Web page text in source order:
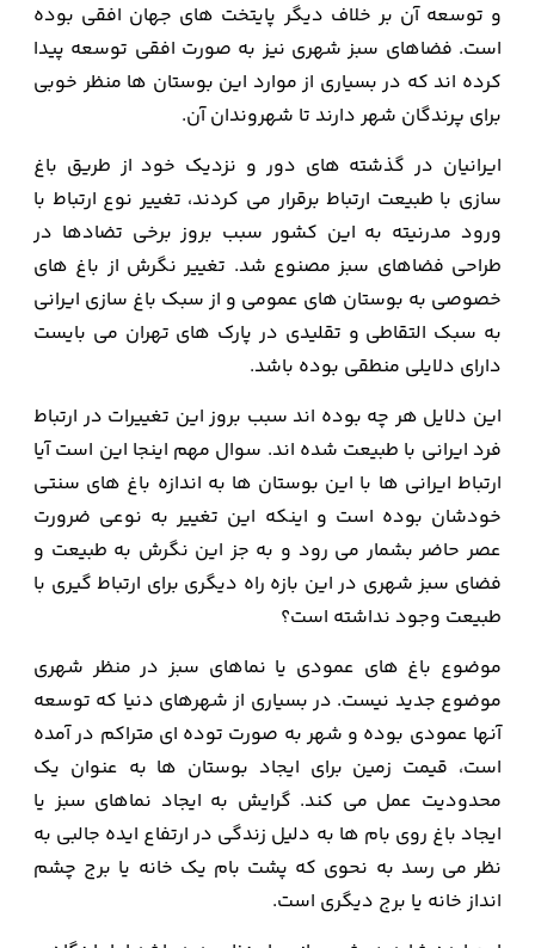
و توسعه آن بر خلاف دیگر پایتخت های جهان افقی بوده
است. فضاهای سبز شهری نیز به صورت افقی توسعه پیدا
کرده اند که در بسیاری از موارد این بوستان ها منظر خوبی
برای پرندگان شهر دارند تا شهروندان آن.
ایرانیان در گذشته های دور و نزدیک خود از طریق باغ
سازی با طبیعت ارتباط برقرار می کردند، تغییر نوع ارتباط با
ورود مدرنیته به این کشور سبب بروز برخی تضادها در
طراحی فضاهای سبز مصنوع شد. تغییر نگرش از باغ های
خصوصی به بوستان های عمومی و از سبک باغ سازی ایرانی
به سبک التقاطی و تقلیدی در پارک های تهران می بایست
دارای دلایلی منطقی بوده باشد.
این دلایل هر چه بوده اند سبب بروز این تغییرات در ارتباط
فرد ایرانی با طبیعت شده اند. سوال مهم اینجا این است آیا
ارتباط ایرانی ها با این بوستان ها به اندازه باغ های سنتی
خودشان بوده است و اینکه این تغییر به نوعی ضرورت
عصر حاضر بشمار می رود و به جز این نگرش به طبیعت و
فضای سبز شهری در این بازه راه دیگری برای ارتباط گیری با
طبیعت وجود نداشته است؟
موضوع باغ های عمودی یا نماهای سبز در منظر شهری
موضوع جدید نیست. در بسیاری از شهرهای دنیا که توسعه
آنها عمودی بوده و شهر به صورت توده ای متراکم در آمده
است، قیمت زمین برای ایجاد بوستان ها به عنوان یک
محدودیت عمل می کند. گرایش به ایجاد نماهای سبز یا
ایجاد باغ روی بام ها به دلیل زندگی در ارتفاع ایده جالبی به
نظر می رسد به نحوی که پشت بام یک خانه یا برج چشم
انداز خانه یا برج دیگری است.